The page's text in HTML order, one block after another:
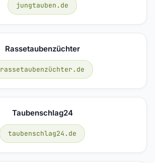
jungtauben.de
Rassetaubenzüchter
rassetaubenzüchter.de
Taubenschlag24
taubenschlag24.de